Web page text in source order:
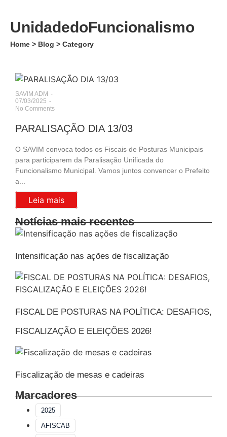
UnidadedoFuncionalismo
Home > Blog > Category
SAVIM ADM -
07/03/2025 -
No Comments
PARALISAÇÃO DIA 13/03
O SAVIM convoca todos os Fiscais de Posturas Municipais
para participarem da Paralisação Unificada do
Funcionalismo Municipal. Vamos juntos convencer o Prefeito
a...
Leia mais
Notícias mais recentes
Intensificação nas ações de fiscalização
FISCAL DE POSTURAS NA POLÍTICA: DESAFIOS,
FISCALIZAÇÃO E ELEIÇÕES 2026!
Fiscalização de mesas e cadeiras
Marcadores
2025
AFISCAB